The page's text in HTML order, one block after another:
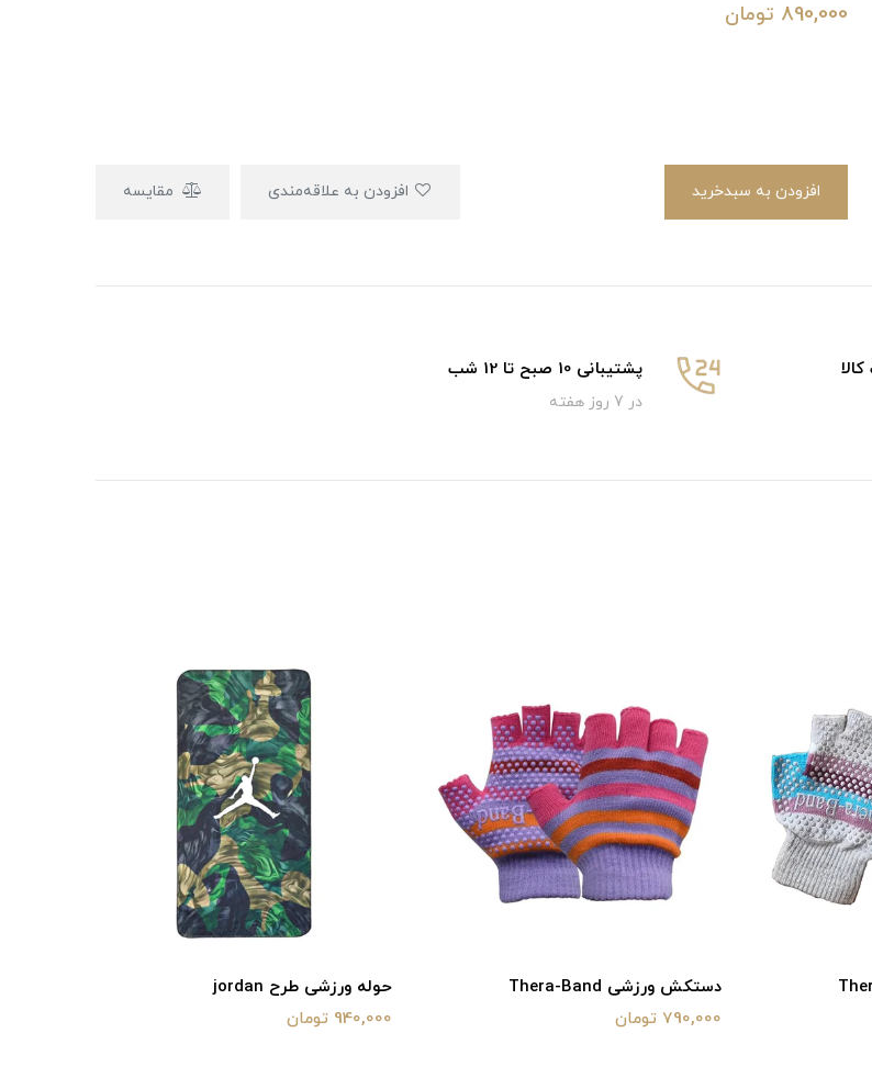
890,000 تومان
افزودن به سبدخرید مقایسه
پشتیبانی 10 صبح تا 12 شب
در 7 روز هفته
دستکش ورزشی Thera-Band
790,000 تومان
حوله ورزشی طرح jordan
940,000 تومان